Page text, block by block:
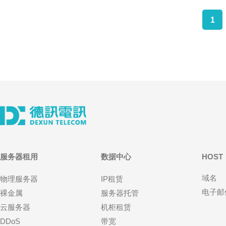
1
服务器租用
物理服务器
裸金属
云服务器
DDoS
数据中心
IP租赁
服务器托管
机柜租赁
带宽
HOST
域名
电子